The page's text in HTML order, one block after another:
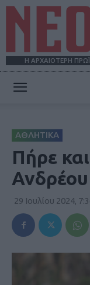
Η ΑΡΧΑΙΟΤΕΡΗ
ΑΘΛΗΤΙΚΑ
Πήρε
29 Ιουλίου 2024,